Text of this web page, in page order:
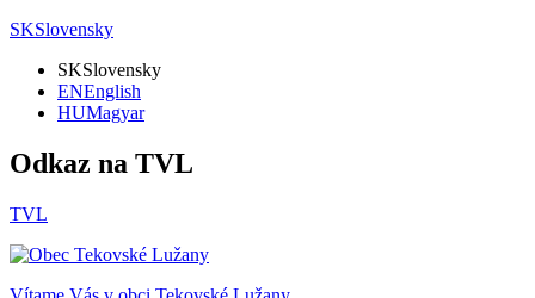
SKSlovensky
SKSlovensky
ENEnglish
HUMagyar
Odkaz na TVL
TVL